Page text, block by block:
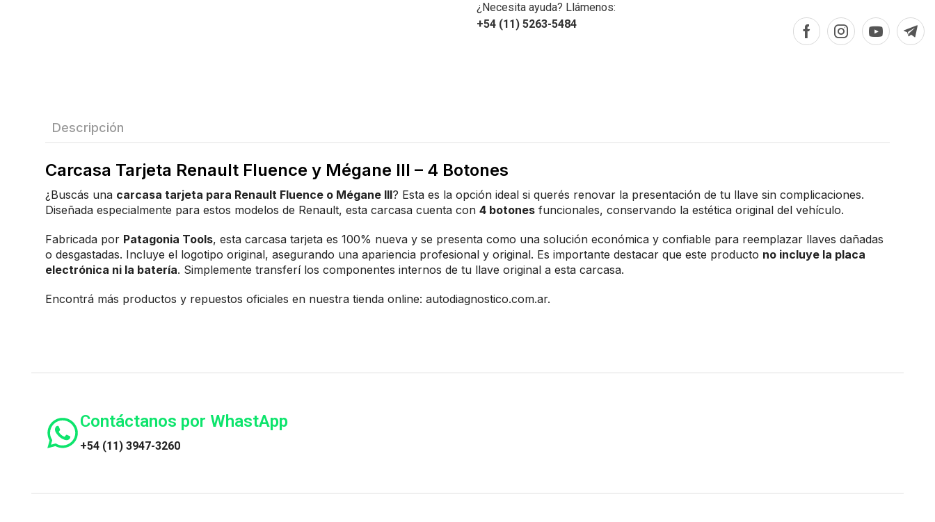
¿Necesita ayuda? Llámenos:
+54 (11) 5263-5484
Descripción
Carcasa Tarjeta Renault Fluence y Mégane III – 4 Botones
¿Buscás una carcasa tarjeta para Renault Fluence o Mégane III? Esta es la opción ideal si querés renovar la presentación de tu llave sin complicaciones.
Diseñada especialmente para estos modelos de Renault, esta carcasa cuenta con 4 botones funcionales, conservando la estética original del vehículo.
Fabricada por Patagonia Tools, esta carcasa tarjeta es 100% nueva y se presenta como una solución económica y confiable para reemplazar llaves dañadas
o desgastadas. Incluye el logotipo original, asegurando una apariencia profesional y original. Es importante destacar que este producto no incluye la placa
electrónica ni la batería. Simplemente transferí los componentes internos de tu llave original a esta carcasa.
Encontrá más productos y repuestos oficiales en nuestra tienda online: autodiagnostico.com.ar.
Contáctanos por WhastApp
+54 (11) 3947-3260